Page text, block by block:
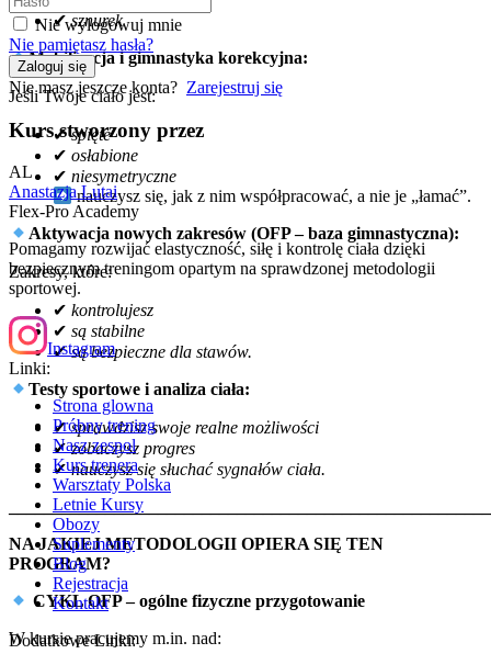
✔ sznurek
Mobilizacja i gimnastyka korekcyjna:
Jeśli Twoje ciało jest:
✔ spięte
✔ osłabione
✔ niesymetryczne
nauczysz się, jak z nim współpracować, a nie je „łamać”.
Aktywacja nowych zakresów (OFP – baza gimnastyczna):
Zakresy, które:
✔ kontrolujesz
✔ są stabilne
✔ są bezpieczne dla stawów.
Testy sportowe i analiza ciała:
✔ sprawdzisz swoje realne możliwości
✔ zobaczysz progres
✔ nauczysz się słuchać sygnałów ciała.
NA JAKIEJ METODOLOGII OPIERA SIĘ TEN
PROGRAM?
CYKL OFP – ogólne fizyczne przygotowanie
W kursie pracujemy m.in. nad:
Nie wylogowuj mnie
Nie pamiętasz hasła?
Zaloguj się
Nie masz jeszcze konta? Zarejestruj się
Kurs stworzony przez
AL
Anastazja Lutai
Flex-Pro Academy
Pomagamy rozwijać elastyczność, siłę i kontrolę ciała dzięki
bezpiecznym treningom opartym na sprawdzonej metodologii
sportowej.
Instagram
Linki:
Strona glowna
Próbny trening
Nasz zespol
Kurs trenera
Warsztaty Polska
Letnie Kursy
Obozy
Suplementy
Blog
Rejestracja
Kontakt
Dodatkowe Linki: